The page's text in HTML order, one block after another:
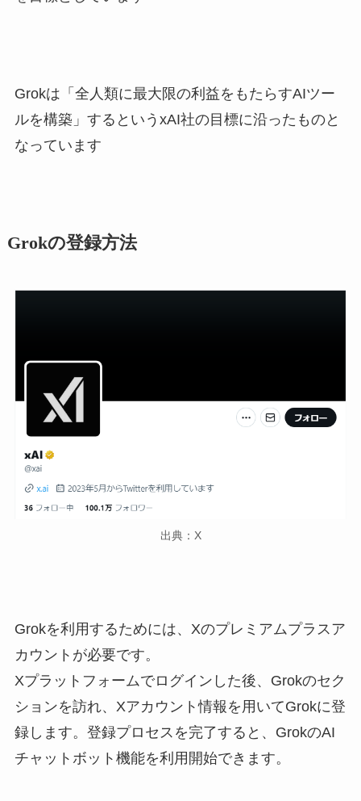
Grokは「全人類に最大限の利益をもたらすAIツー
ルを構築」するというxAI社の目標に沿ったものと
なっています
Grokの登録方法
出典：X
Grokを利用するためには、Xのプレミアムプラスア
カウントが必要です。
Xプラットフォームでログインした後、Grokのセク
ションを訪れ、Xアカウント情報を用いてGrokに登
録します。登録プロセスを完了すると、GrokのAI
チャットボット機能を利用開始できます。